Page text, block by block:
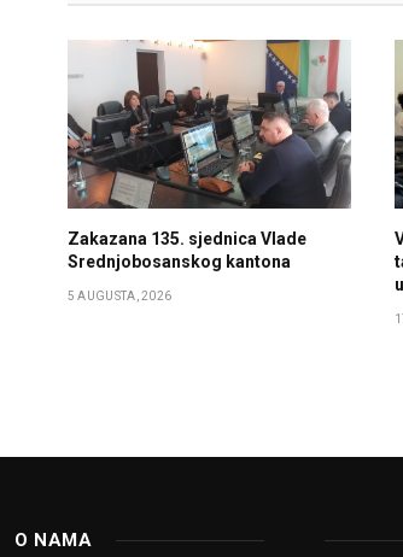
Zakazana 135. sjednica Vlade
Srednjobosanskog kantona
5 AUGUSTA, 2026
O NAMA